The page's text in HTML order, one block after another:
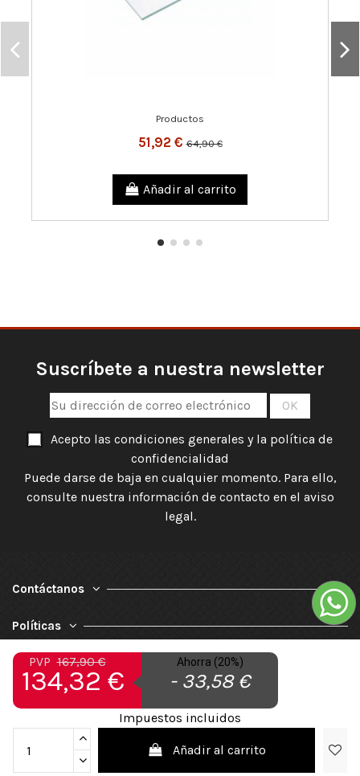
PVP167,90 €
134,32 €
Ahorra (20%)
- 33,58 €
Impuestos incluidos
Añadir al carrito
Productos
51,92 €64,90 €
Añadir al carrito
Suscríbete a nuestra newsletter
Acepto las condiciones generales y la política de
confidencialidad
Puede darse de baja en cualquier momento. Para ello,
consulte nuestra información de contacto en el aviso
legal.
Contáctanos
Políticas
Nuestra Empresa